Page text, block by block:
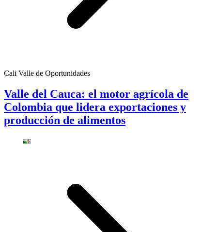
Cali Valle de Oportunidades
Valle del Cauca: el motor agrícola de
Colombia que lidera exportaciones y
producción de alimentos